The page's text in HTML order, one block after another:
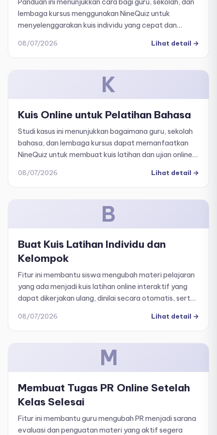
lembaga kursus menggunakan NineQuiz untuk
menyelenggarakan kuis individu yang cepat dan
08/07/2026 Lihat detail →
K
Kuis Online untuk Pelatihan Bahasa
Studi kasus ini menunjukkan bagaimana guru, sekolah
bahasa, dan lembaga kursus dapat memanfaatkan
NineQuiz untuk membuat kuis latihan dan ujian online
utama: mendengarkan, berbicara, membaca, dan
08/07/2026 Lihat detail →
B
Buat Kuis Latihan Individu dan
Kelompok
Fitur ini membantu siswa mengubah materi pelajaran
yang ada menjadi kuis latihan online interaktif yang
dapat dikerjakan ulang, dinilai secara otomatis, serta
08/07/2026 Lihat detail →
M
Membuat Tugas PR Online Setelah
Kelas Selesai
Fitur ini membantu guru mengubah PR menjadi sarana
evaluasi dan penguatan materi yang aktif segera